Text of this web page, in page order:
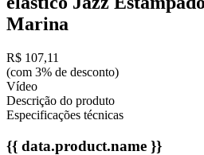
Marina
R$ 107,11
(com 3% de desconto)
Vídeo
Descrição do produto
Especificações técnicas
{{ data.product.name }}